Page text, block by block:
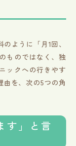
ように「月1回、
ものではなく、独
ックへの行きやす
を、次の5つの角
す」と言